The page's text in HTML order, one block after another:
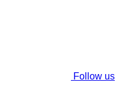
Follow us